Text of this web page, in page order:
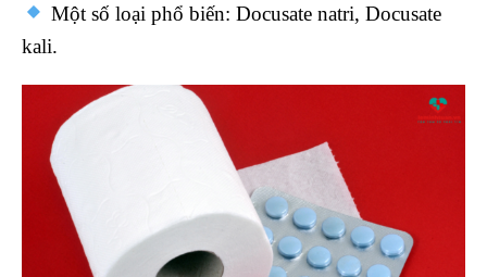
Một số loại phổ biến: Docusate natri, Docusate
kali.